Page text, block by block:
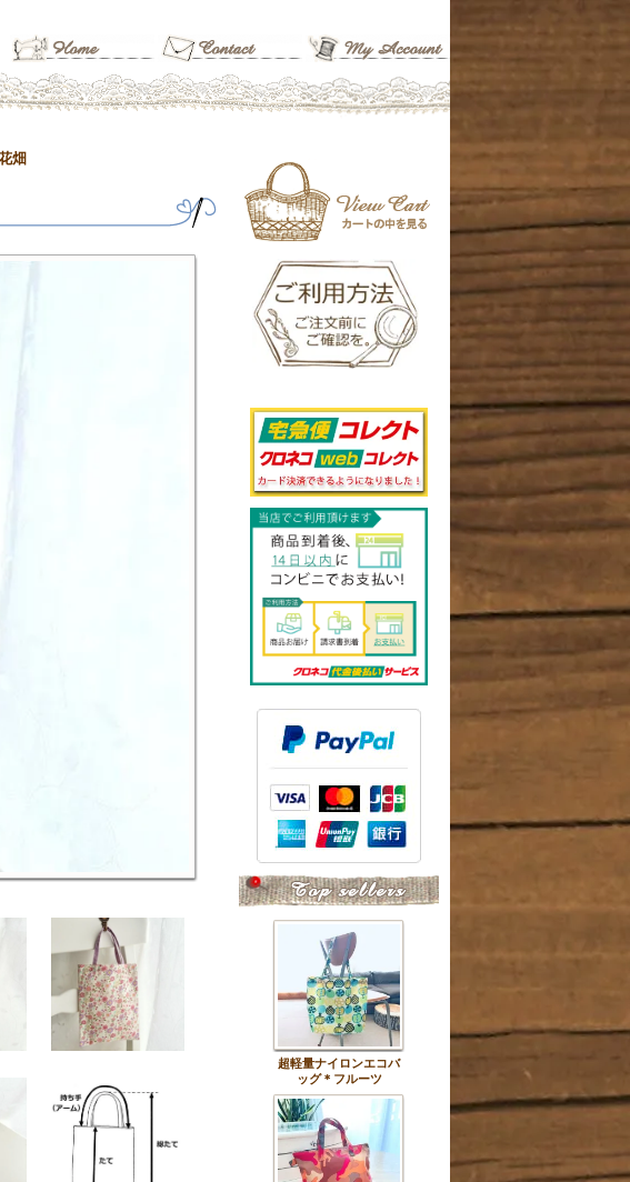
畑
超軽量ナイロンエコバ
ッグ＊フルーツ